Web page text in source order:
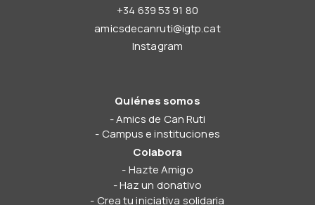
+34 639 53 91 80
amicsdecanruti@igtp.cat
Instagram
Quiénes somos
Amics de Can Ruti
Campus e instituciones
Colabora
Hazte Amigo
Haz un donativo
Crea tu iniciativa solidaria